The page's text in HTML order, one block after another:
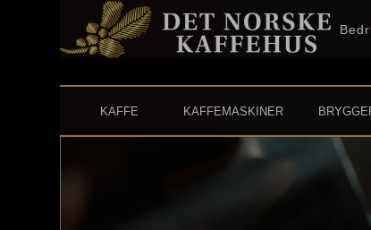
KAFFE KAFFEMASKINER